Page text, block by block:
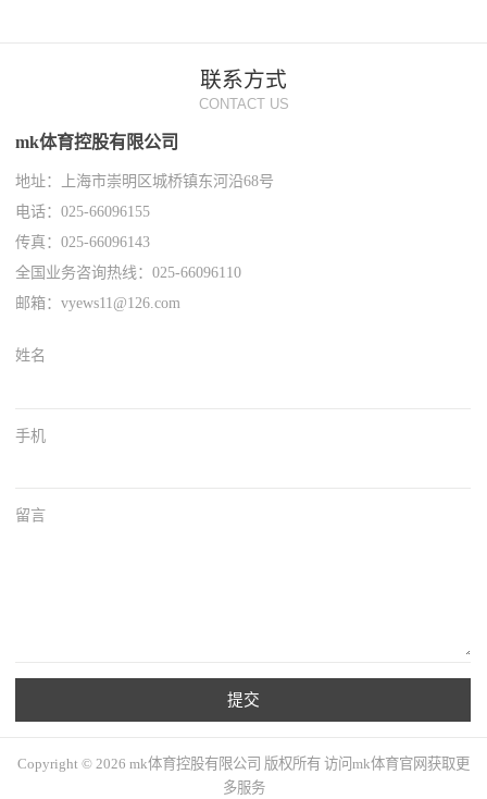
联系方式
CONTACT US
mk体育控股有限公司
地址：上海市崇明区城桥镇东河沿68号
电话：025-66096155
传真：025-66096143
全国业务咨询热线：025-66096110
邮箱：vyews11@126.com
姓名
手机
留言
提交
Copyright © 2026 mk体育控股有限公司 版权所有 访问mk体育官网获取更
多服务